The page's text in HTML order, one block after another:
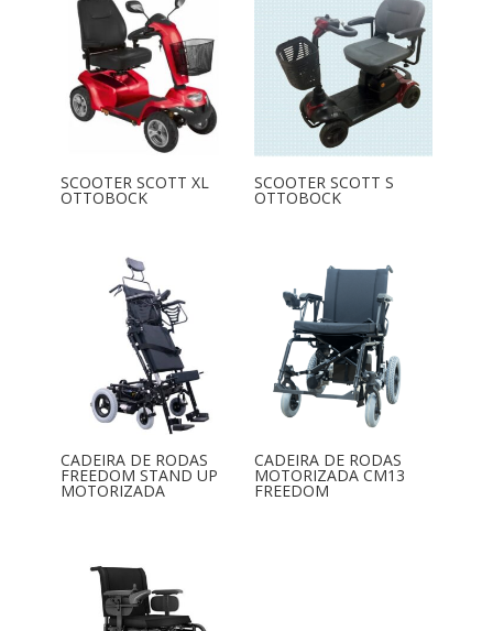
SCOOTER SCOTT XL
OTTOBOCK
SCOOTER SCOTT S
OTTOBOCK
CADEIRA DE RODAS
FREEDOM STAND UP
MOTORIZADA
CADEIRA DE RODAS
MOTORIZADA CM13
FREEDOM